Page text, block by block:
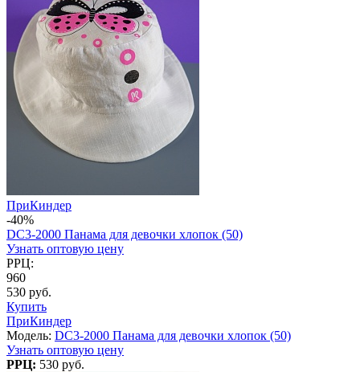
ПриКиндер
-40%
DC3-2000 Панама для девочки хлопок (50)
Узнать оптовую цену
РРЦ:
960
530 руб.
Купить
ПриКиндер
Модель: DC3-2000 Панама для девочки хлопок (50)
Узнать оптовую цену
РРЦ: 530 руб.